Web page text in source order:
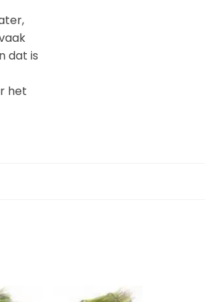
dat is
het